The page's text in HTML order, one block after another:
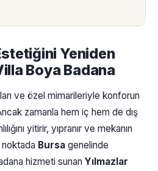
Yeniden
Boya Badana
ve özel mimarileriyle konforun
zamanla hem iç hem de dış
yitirir, yıpranır ve mekanın
Bursa genelinde
hizmeti sunan Yılmazlar